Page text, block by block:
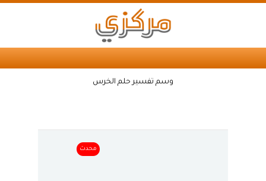
وسم تفسير حلم الخرس
محدث